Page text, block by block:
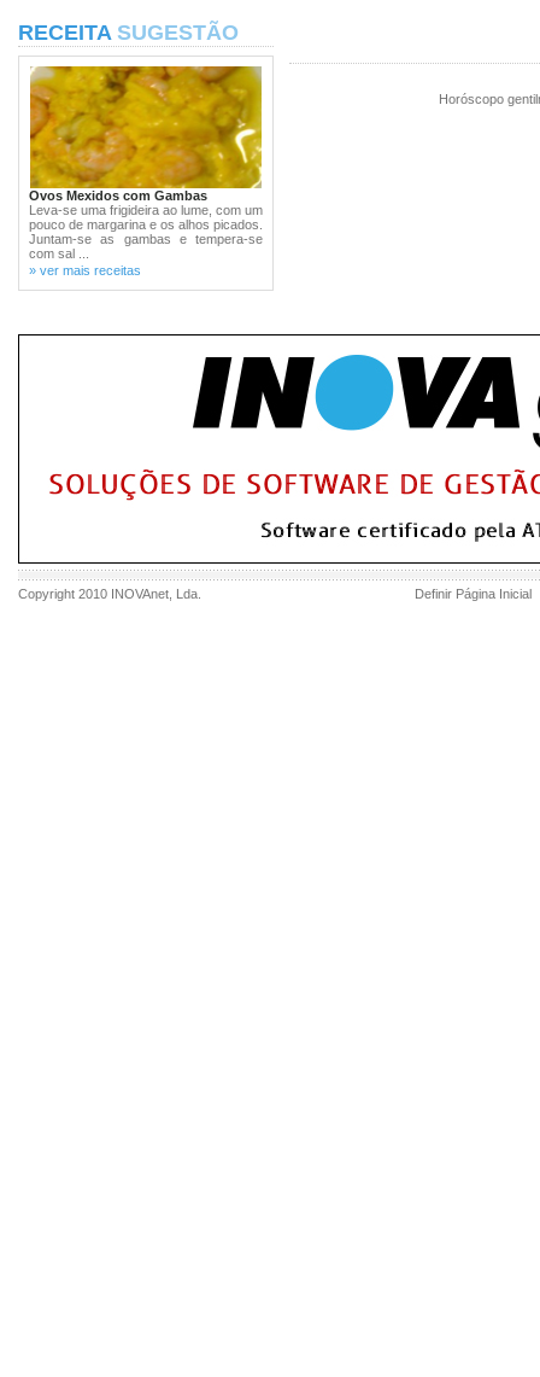
RECEITA SUGESTÃO
Ovos Mexidos com Gambas
Leva-se uma frigideira ao lume, com um
pouco de margarina e os alhos picados.
Juntam-se as gambas e tempera-se
com sal ...
» ver mais receitas
Horóscopo
Copyright 2010 INOVAnet , Lda. Definir Página Inicial